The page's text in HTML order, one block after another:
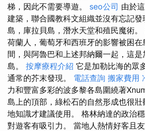
梯，因此不需要導遊。 seo公司 由於
建築，聯合國教科文組織並沒有忘記
島，庫拉貝島，潛水天堂和殖民魔術。
荷蘭人，葡萄牙和西班牙的影響被困
間，與阿魯巴和上述邦納爾一起，這
島。 按摩療程介紹 它是加勒比海的眾
通常的芥末發現。 電話查詢 搬家費用
力和豐富多彩的波多黎各島圍繞著
島上的頂部，綠松石的自然形成也很
地知識才建議使用。 格林納達的政治
對遊客有吸引力。 當地人熱情好客且